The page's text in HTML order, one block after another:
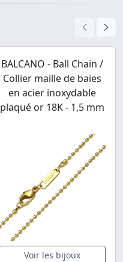
BALCANO - Ball Chain /
Collier maille de baies
en acier inoxydable
plaqué or 18K - 1,5 mm
Voir les bijoux